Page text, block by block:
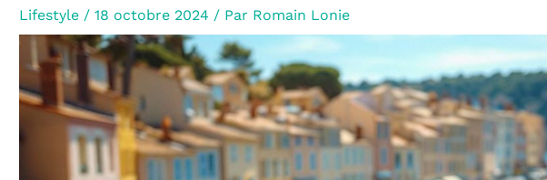
Lifestyle/ 18 octobre 2024 / Par Romain Lonie